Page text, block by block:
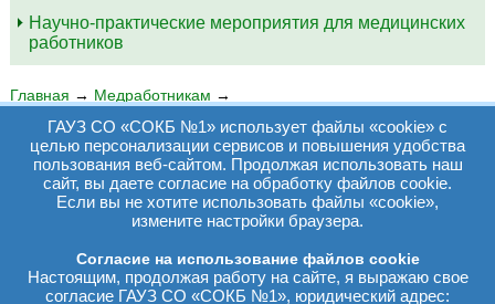
Научно-практические мероприятия для медицинских
работников
Главная → Медработникам →
Профсоюз работников здравоохранения
→
Коллективный
договор 2019-2022
КОЛЛЕКТИВНЫЙ ДОГОВОР 2019-2022
ГАУЗ СО «СОКБ №1» использует файлы «cookie» с
целью персонализации сервисов и повышения удобства
пользования веб-сайтом. Продолжая использовать наш
сайт, вы даете согласие на обработку файлов cookie.
Если вы не хотите использовать файлы «cookie»,
измените настройки браузера.
Согласие на использование файлов cookie
Настоящим, продолжая работу на сайте, я выражаю свое
согласие ГАУЗ СО «СОКБ №1», юридический адрес: